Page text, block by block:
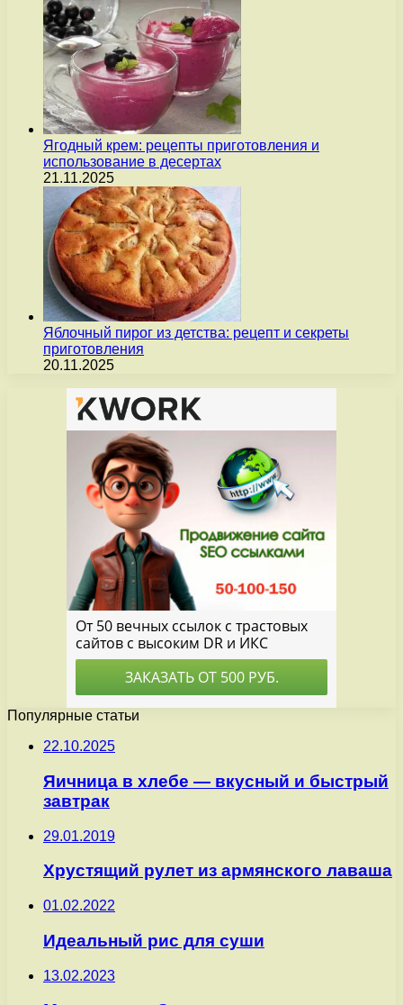
Ягодный крем: рецепты приготовления и
использование в десертах
21.11.2025
Яблочный пирог из детства: рецепт и секреты
приготовления
20.11.2025
Популярные статьи
22.10.2025
Яичница в хлебе — вкусный и быстрый
завтрак
29.01.2019
Хрустящий рулет из армянского лаваша
01.02.2022
Идеальный рис для суши
13.02.2023